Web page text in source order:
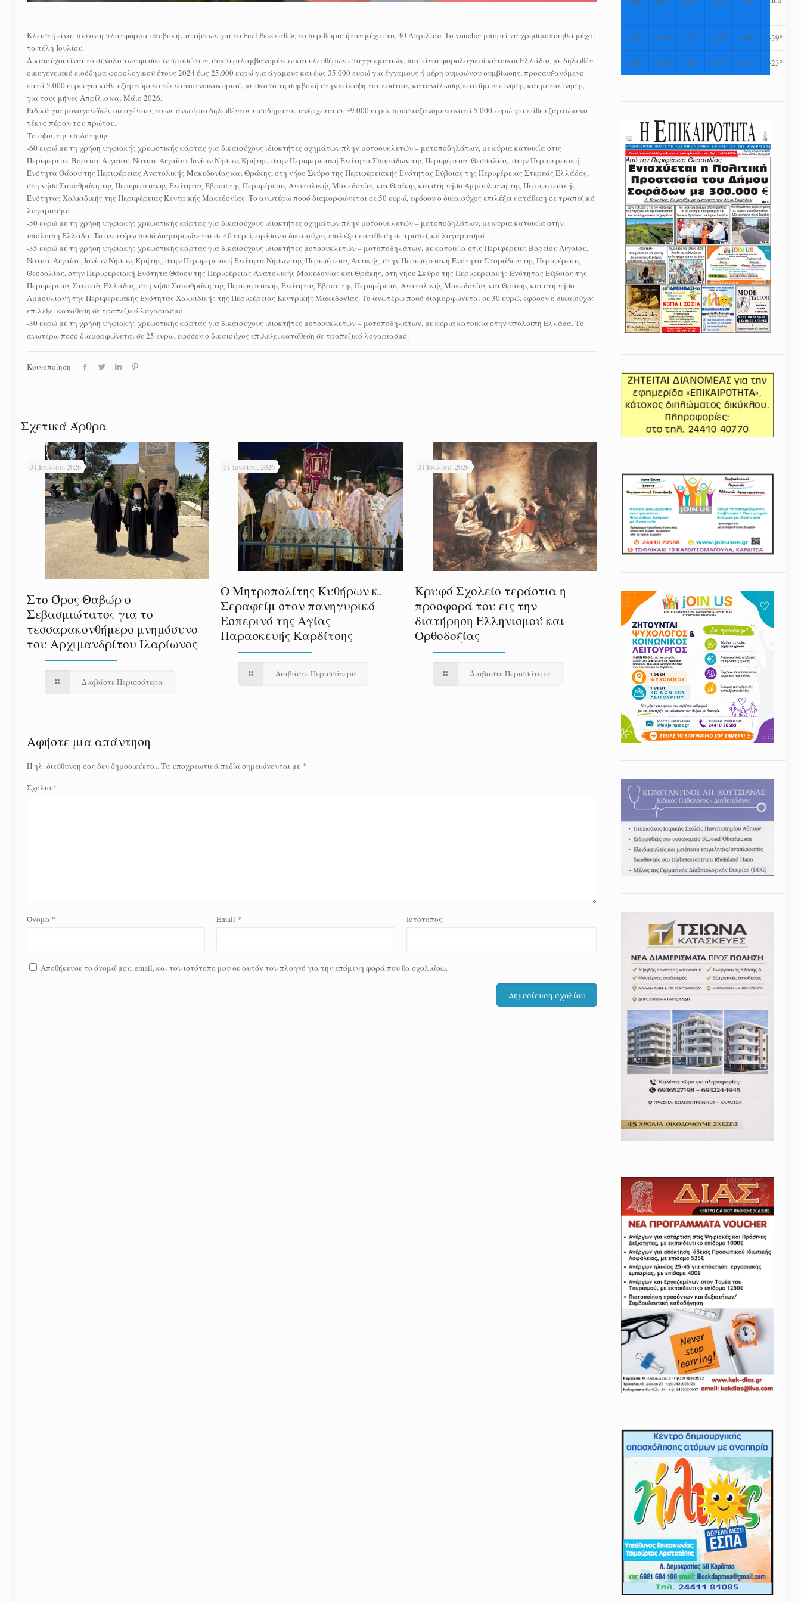
Κλειστή είναι πλέον η πλατφόρμα υποβολής αιτήσεων για το Fuel Pass καθώς το περιθώριο ήταν μέχρι τις 30 Απριλίου. Το voucher μπορεί να χρησιμοποιηθεί μέχρι
τα τέλη Ιουλίου.
Δικαιούχοι είναι το σύνολο των φυσικών προσώπων, συμπεριλαμβανομένων και ελευθέρων επαγγελματιών, που είναι φορολογικοί κάτοικοι Ελλάδας με δηλωθέν
οικογενειακό εισόδημα φορολογικού έτους 2024 έως 25.000 ευρώ για άγαμους και έως 35.000 ευρώ για έγγαμους ή μέρη συμφώνου συμβίωσης, προσαυξανόμενο
κατά 5.000 ευρώ για κάθε εξαρτώμενο τέκνο του νοικοκυριού, με σκοπό τη συμβολή στην κάλυψη του κόστους κατανάλωσης καυσίμων κίνησης και μετακίνησης
για τους μήνες Απρίλιο και Μάιο 2026.
Ειδικά για μονογονεϊκές οικογένειες το ως άνω όριο δηλωθέντος εισοδήματος ανέρχεται σε 39.000 ευρώ, προσαυξανόμενο κατά 5.000 ευρώ για κάθε εξαρτώμενο
τέκνο πέραν του πρώτου.
Το ύψος της επιδότησης
-60 ευρώ με τη χρήση ψηφιακής χρεωστικής κάρτας για δικαιούχους ιδιοκτήτες οχημάτων πλην μοτοσυκλετών – μοτοποδηλάτων, με κύρια κατοικία στις
Περιφέρειες Βορείου Αιγαίου, Νοτίου Αιγαίου, Ιονίων Νήσων, Κρήτης, στην Περιφερειακή Ενότητα Σποράδων της Περιφέρειας Θεσσαλίας, στην Περιφερειακή
Ενότητα Θάσου της Περιφέρειας Ανατολικής Μακεδονίας και Θράκης, στη νήσο Σκύρο της Περιφερειακής Ενότητας Εύβοιας της Περιφέρειας Στερεάς Ελλάδας,
στη νήσο Σαμοθράκη της Περιφερειακής Ενότητας Έβρου της Περιφέρειας Ανατολικής Μακεδονίας και Θράκης και στη νήσο Αμμουλιανή της Περιφερειακής
Ενότητας Χαλκιδικής της Περιφέρειας Κεντρικής Μακεδονίας. Το ανωτέρω ποσό διαμορφώνεται σε 50 ευρώ, εφόσον ο δικαιούχος επιλέξει κατάθεση σε τραπεζικό
λογαριασμό
-50 ευρώ με τη χρήση ψηφιακής χρεωστικής κάρτας για δικαιούχους ιδιοκτήτες οχημάτων πλην μοτοσυκλετών – μοτοποδηλάτων, με κύρια κατοικία στην
υπόλοιπη Ελλάδα. Το ανωτέρω ποσό διαμορφώνεται σε 40 ευρώ, εφόσον ο δικαιούχος επιλέξει κατάθεση σε τραπεζικό λογαριασμό
-35 ευρώ με τη χρήση ψηφιακής χρεωστικής κάρτας για δικαιούχους ιδιοκτήτες μοτοσυκλετών – μοτοποδηλάτων, με κατοικία στις Περιφέρειες Βορείου Αιγαίου,
Νοτίου Αιγαίου, Ιονίων Νήσων, Κρήτης, στην Περιφερειακή Ενότητα Νήσων της Περιφέρειας Αττικής, στην Περιφερειακή Ενότητα Σποράδων της Περιφέρειας
Θεσσαλίας, στην Περιφερειακή Ενότητα Θάσου της Περιφέρειας Ανατολικής Μακεδονίας και Θράκης, στη νήσο Σκύρο της Περιφερειακής Ενότητας Εύβοιας της
Περιφέρειας Στερεάς Ελλάδας, στη νήσο Σαμοθράκη της Περιφερειακής Ενότητας Έβρου της Περιφέρειας Ανατολικής Μακεδονίας και Θράκης και στη νήσο
Αμμουλιανή της Περιφερειακής Ενότητας Χαλκιδικής της Περιφέρειας Κεντρικής Μακεδονίας. Το ανωτέρω ποσό διαμορφώνεται σε 30 ευρώ, εφόσον ο δικαιούχος
επιλέξει κατάθεση σε τραπεζικό λογαριασμό
-30 ευρώ με τη χρήση ψηφιακής χρεωστικής κάρτας για δικαιούχους ιδιοκτήτες μοτοσυκλετών – μοτοποδηλάτων, με κύρια κατοικία στην υπόλοιπη Ελλάδα. Το
ανωτέρω ποσό διαμορφώνεται σε 25 ευρώ, εφόσον ο δικαιούχος επιλέξει κατάθεση σε τραπεζικό λογαριασμό.
Κοινοποίηση
Σχετικά Άρθρα
31 Ιουλίου, 2026
Στο Όρος Θαβώρ ο
Σεβασμιώτατος για το
τεσσαρακονθήμερο μνημόσυνο
του Αρχιμανδρίτου Ιλαρίωνος
Διαβάστε Περισσότερα
31 Ιουλίου, 2026
Ο Μητροπολίτης Κυθήρων κ.
Σεραφείμ στον πανηγυρικό
Εσπερινό της Αγίας
Παρασκευής Καρδίτσης
Διαβάστε Περισσότερα
31 Ιουλίου, 2026
Κρυφό Σχολείο τεράστια η
προσφορά του εις την
διατήρηση Ελληνισμού και
Ορθοδοξίας
Διαβάστε Περισσότερα
Αφήστε μια απάντηση
Η ηλ. διεύθυνση σας δεν δημοσιεύεται.Τα υποχρεωτικά πεδία σημειώνονται με *
Σχόλιο *
Όνομα * Email * Ιστότοπος
Αποθήκευσε το όνομά μου, email, και τον ιστότοπο μου σε αυτόν τον πλοηγό για την επόμενη φορά που θα σχολιάσω.
+39° +40° +37° +39° +40° +39°
+26° +26° +25° +23° +23° +23°